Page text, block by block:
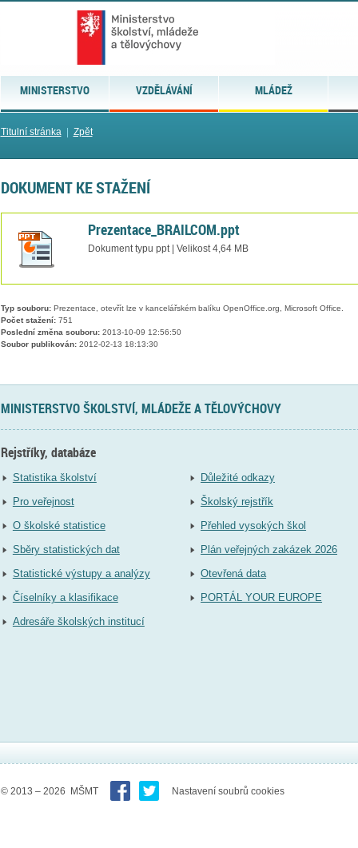
MINISTERSTVO VZDĚLÁVÁNÍ MLÁDEŽ
Titulní stránka| Zpět
DOKUMENT KE STAŽENÍ
Prezentace_BRAILCOM.ppt
Dokument typu ppt | Velikost 4,64 MB
Typ souboru:Prezentace, otevřít lze v kancelářském balíku OpenOffice.org, Microsoft Office.
Počet stažení:751
Poslední změna souboru:2013-10-09 12:56:50
Soubor publikován:2012-02-13 18:13:30
MINISTERSTVO ŠKOLSTVÍ, MLÁDEŽE A TĚLOVÝCHOVY
Rejstříky, databáze
Statistika školství
Pro veřejnost
O školské statistice
Sběry statistických dat
Statistické výstupy a analýzy
Číselníky a klasifikace
Adresáře školských institucí
Důležité odkazy
Školský rejstřík
Přehled vysokých škol
Plán veřejných zakázek 2026
Otevřená data
PORTÁL YOUR EUROPE
© 2013 – 2026 MŠMT Nastavení soubrů cookies